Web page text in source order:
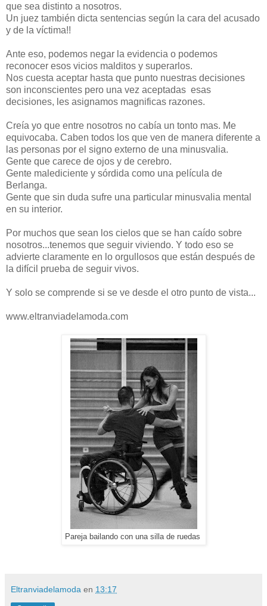
que sea distinto a nosotros.
Un juez también dicta sentencias según la cara del acusado
y de la víctima!!
Ante eso, podemos negar la evidencia o podemos
reconocer esos vicios malditos y superarlos.
Nos cuesta aceptar hasta que punto nuestras decisiones
son inconscientes pero una vez aceptadas esas
decisiones, les asignamos magnificas razones.
Creía yo que entre nosotros no cabía un tonto mas. Me
equivocaba. Caben todos los que ven de manera diferente a
las personas por el signo externo de una minusvalia.
Gente que carece de ojos y de cerebro.
Gente malediciente y sórdida como una película de
Berlanga.
Gente que sin duda sufre una particular minusvalia mental
en su interior.
Por muchos que sean los cielos que se han caído sobre
nosotros...tenemos que seguir viviendo. Y todo eso se
advierte claramente en lo orgullosos que están después de
la difícil prueba de seguir vivos.
Y solo se comprende si se ve desde el otro punto de vista...
www.eltranviadelamoda.com
Pareja bailando con una silla de ruedas
Eltranviadelamoda en 13:17